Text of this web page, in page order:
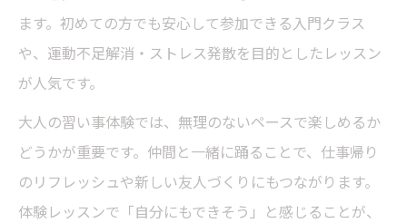
ます。初めての方でも安心して参加できる入門クラス
や、運動不足解消・ストレス発散を目的としたレッスン
が人気です。
大人の習い事体験では、無理のないペースで楽しめるか
どうかが重要です。仲間と一緒に踊ることで、仕事帰り
のリフレッシュや新しい友人づくりにもつながります。
体験レッスンで「自分にもできそう」と感じることが、